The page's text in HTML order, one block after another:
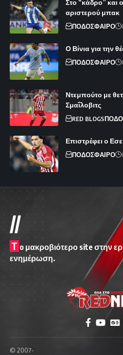
Στο “κάδρο” και
αριστερού μπακ
ΠΟΔΟΣΦΑΙΡΟ
Ο Βίνια για την
ΠΟΔΟΣΦΑΙΡΟ
Ντεμπούτο με
Σμαΐλοβιτς
RED BLOGS
Επιστρέφει ο
ΠΟΔΟΣΦΑΙΡΟ
//
T o μακροβιότερο site στην
ενημέρωση.
© 2007-